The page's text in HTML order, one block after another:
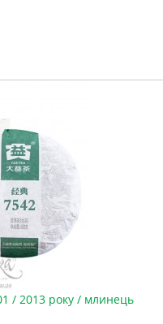
/ 2013 року / млинець